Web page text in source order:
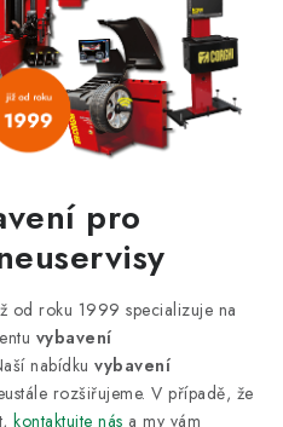
pro
od roku 1999 specializuje na
vybavení
nabídku vybavení
rozšiřujeme. V případě, že
kontaktujte nás a my vám